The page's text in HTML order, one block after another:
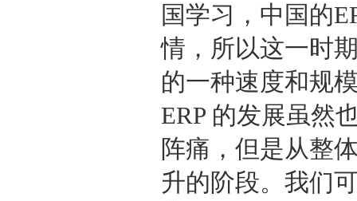
国学习，中国的
情，所以这一时
的一种速度和规
ERP 的发展虽然
阵痛，但是从整
升的阶段。我们